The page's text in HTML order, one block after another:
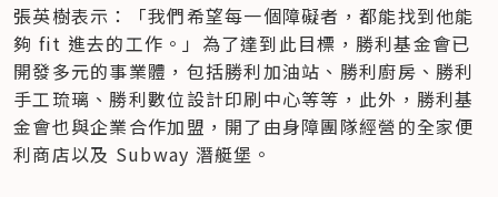
張英樹表示：「我們希望每一個障礙者，都能找到他能
夠 fit 進去的工作。」為了達到此目標，勝利基金會已
開發多元的事業體，包括勝利加油站、勝利廚房、勝利
手工琉璃、勝利數位設計印刷中心等等，此外，勝利基
金會也與企業合作加盟，開了由身障團隊經營的全家便
利商店以及 Subway 潛艇堡。